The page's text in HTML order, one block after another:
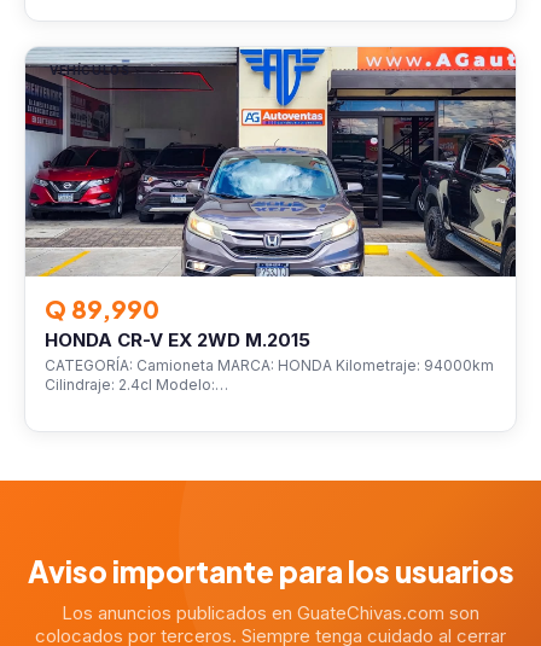
VEHÍCULOS
Q 89,990
HONDA CR-V EX 2WD M.2015
CATEGORÍA: Camioneta MARCA: HONDA Kilometraje: 94000km
Cilindraje: 2.4cl Modelo:…
Aviso importante para los usuarios
Los anuncios publicados en GuateChivas.com son
colocados por terceros. Siempre tenga cuidado al cerrar